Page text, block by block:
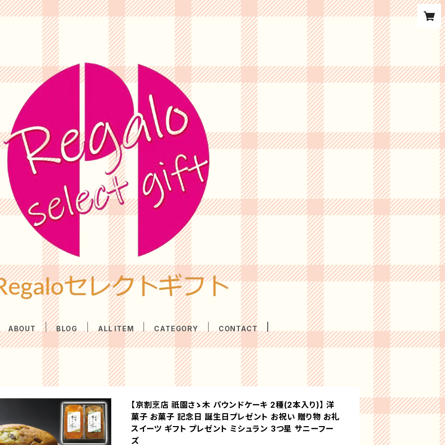
ABOUT BLOG ALL ITEM CATEGORY CONTACT
【京割烹店 祇園さゝ木 パウンドケーキ 2種(2本入り)】 洋
菓子 お菓子 記念日 誕生日プレゼント お祝い 贈り物 お礼
スイーツ ギフト プレゼント ミシュラン 3つ星 サニーフー
ズ